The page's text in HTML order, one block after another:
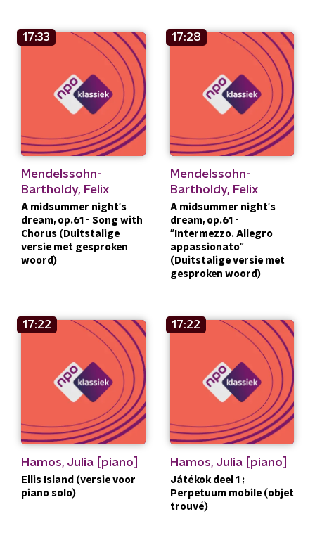
17:33
Mendelssohn-
Bartholdy, Felix
A midsummer night's
dream, op.61 - Song with
Chorus (Duitstalige
versie met gesproken
woord)
17:28
Mendelssohn-
Bartholdy, Felix
A midsummer night's
dream, op.61 -
"Intermezzo. Allegro
appassionato"
(Duitstalige versie met
gesproken woord)
17:22
Hamos, Julia [piano]
Ellis Island (versie voor
piano solo)
17:22
Hamos, Julia [piano]
Játékok deel 1 ;
Perpetuum mobile (objet
trouvé)